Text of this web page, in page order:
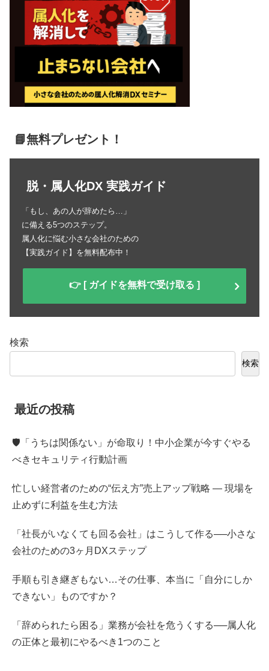
📘無料プレゼント！
脱・属人化DX 実践ガイド
「もし、あの人が辞めたら…」
に備える5つのステップ。
属人化に悩む小さな会社のための
【実践ガイド】を無料配布中！
👉 [ ガイドを無料で受け取る ]
検索
検索
最近の投稿
🛡️「うちは関係ない」が命取り！中小企業が今すぐやる
べきセキュリティ行動計画
忙しい経営者のための“伝え方”売上アップ戦略 ― 現場を
止めずに利益を生む方法
「社長がいなくても回る会社」はこうして作る──小さな
会社のための3ヶ月DXステップ
手順も引き継ぎもない…その仕事、本当に「自分にしか
できない」ものですか？
「辞められたら困る」業務が会社を危うくする──属人化
の正体と最初にやるべき1つのこと